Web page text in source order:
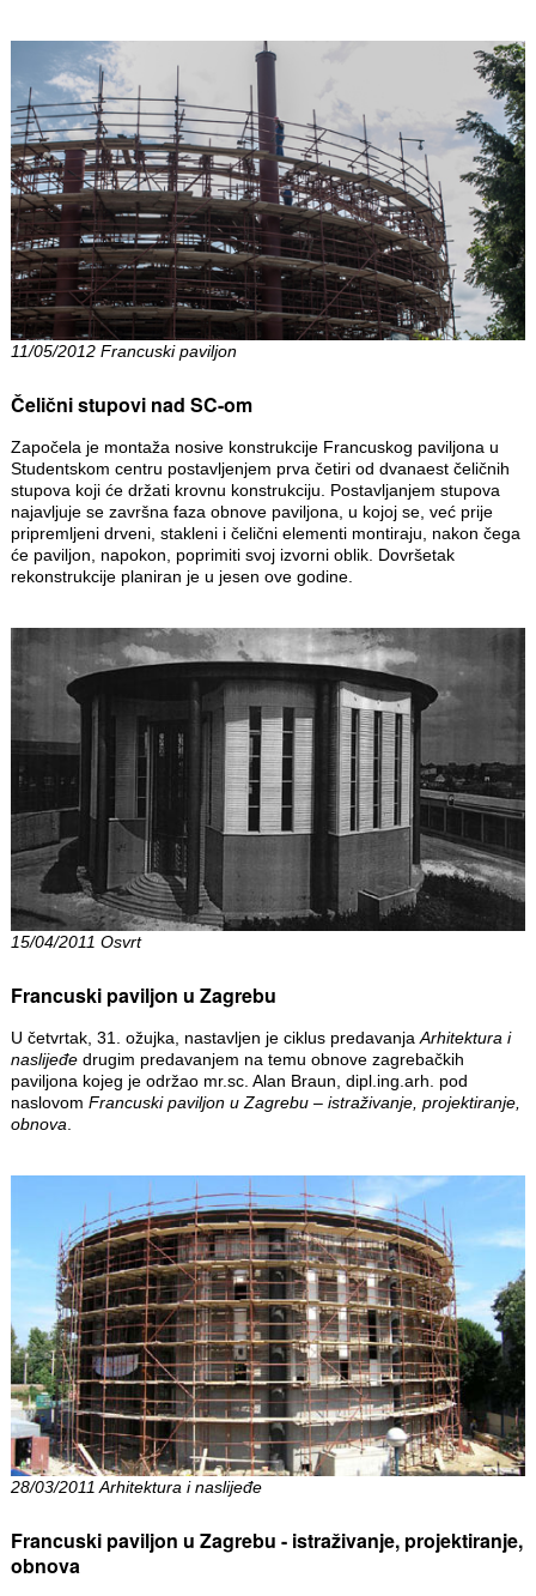
11/05/2012 Francuski paviljon
Čelični stupovi nad SC-om
Započela je montaža nosive konstrukcije Francuskog paviljona u
Studentskom centru postavljenjem prva četiri od dvanaest čeličnih
stupova koji će držati krovnu konstrukciju. Postavljanjem stupova
najavljuje se završna faza obnove paviljona, u kojoj se, već prije
pripremljeni drveni, stakleni i čelični elementi montiraju, nakon čega
će paviljon, napokon, poprimiti svoj izvorni oblik. Dovršetak
rekonstrukcije planiran je u jesen ove godine.
15/04/2011 Osvrt
Francuski paviljon u Zagrebu
U četvrtak, 31. ožujka, nastavljen je ciklus predavanja Arhitektura i
naslijeđedrugim predavanjem na temu obnove zagrebačkih
paviljona kojeg je održao mr.sc. Alan Braun, dipl.ing.arh. pod
naslovom Francuski paviljon u Zagrebu – istraživanje, projektiranje,
obnova
28/03/2011 Arhitektura i naslijeđe
Francuski paviljon u Zagrebu - istraživanje, projektiranje,
obnova